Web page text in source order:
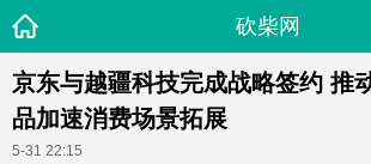
砍柴网
京东与越疆科技完成战略签约 推
品加速消费场景拓展
5-31 22:15